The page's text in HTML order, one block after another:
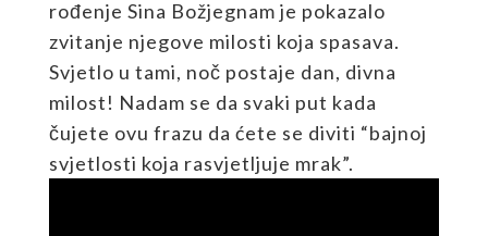
rođenje Sina Božjegnam je pokazalo
zvitanje njegove milosti koja spasava.
Svjetlo u tami, noč postaje dan, divna
milost! Nadam se da svaki put kada
čujete ovu frazu da ćete se diviti “bajnoj
svjetlosti koja rasvjetljuje mrak”.